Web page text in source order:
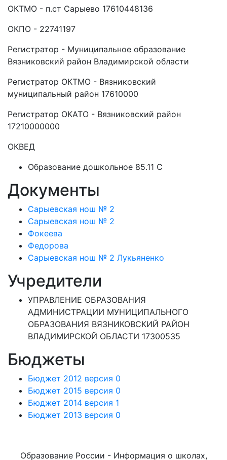
ОКТМО - п.ст Сарыево 17610448136
ОКПО - 22741197
Регистратор - Муниципальное образование
Вязниковский район Владимирской области
Регистратор ОКТМО - Вязниковский
муниципальный район 17610000
Регистратор ОКАТО - Вязниковский район
17210000000
ОКВЕД
Образование дошкольное 85.11 C
Документы
Сарыевская нош № 2
Сарыевская нош № 2
Фокеева
Федорова
Сарыевская нош № 2 Лукьяненко
Учредители
УПРАВЛЕНИЕ ОБРАЗОВАНИЯ
АДМИНИСТРАЦИИ МУНИЦИПАЛЬНОГО
ОБРАЗОВАНИЯ ВЯЗНИКОВСКИЙ РАЙОН
ВЛАДИМИРСКОЙ ОБЛАСТИ 17300535
Бюджеты
Бюджет 2012 версия 0
Бюджет 2015 версия 0
Бюджет 2014 версия 1
Бюджет 2013 версия 0
Образование России - Информация о школах,